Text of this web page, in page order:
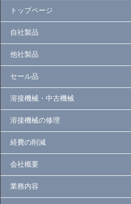
トップページ
自社製品
他社製品
セール品
溶接機械・中古機械
溶接機械の修理
経費の削減
会社概要
業務内容